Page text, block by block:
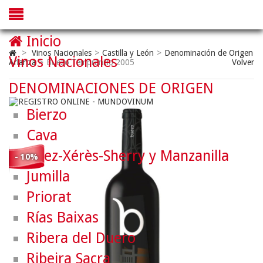
> Vinos Nacionales > Castilla y León > Denominación de Origen
Arlanza > Buezo Tempranillo 2005 Volver
- 10%
Inicio
Vinos Nacionales
DENOMINACIONES DE ORIGEN
Bierzo
Cava
Jerez-Xérès-Sherry y Manzanilla
Jumilla
Priorat
Rías Baixas
Ribera del Duero
Ribeira Sacra